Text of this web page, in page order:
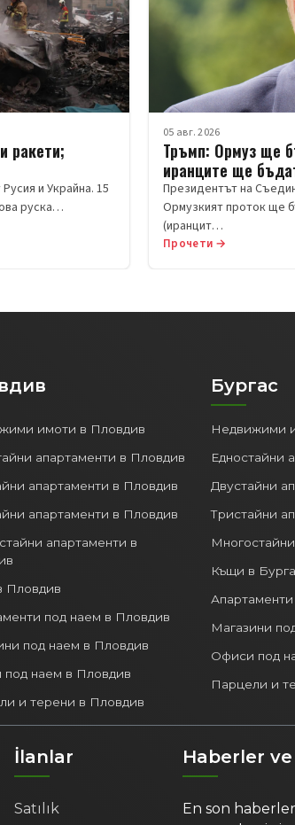
ракети;
и Украйна. 15
руска…
05 авг. 2026
Тръмп: Ормуз ще
иранците ще
Президентът на
Ормузкият проток ще
(иранцит…
Прочети →
имоти в Пловдив
апартаменти в Пловдив
апартаменти в Пловдив
апартаменти в Пловдив
апартаменти в
Пловдив
под наем в Пловдив
под наем в Пловдив
наем в Пловдив
и терени в Пловдив
Бургас
Недвижими
Едностайни
Двустайни
Тристайни
Къщи в
Магазини
Офиси под
Парцели и
İlanlar
Satılık
Haberler
En son